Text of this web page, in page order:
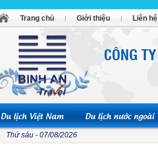
Trang chủ Giới thiệu Liên hệ
Du lịch Việt Nam Du lịch nước ngoài
Thứ sáu - 07/08/2026